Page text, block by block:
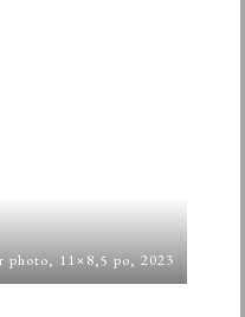
photo, 11×8,5 po, 2023